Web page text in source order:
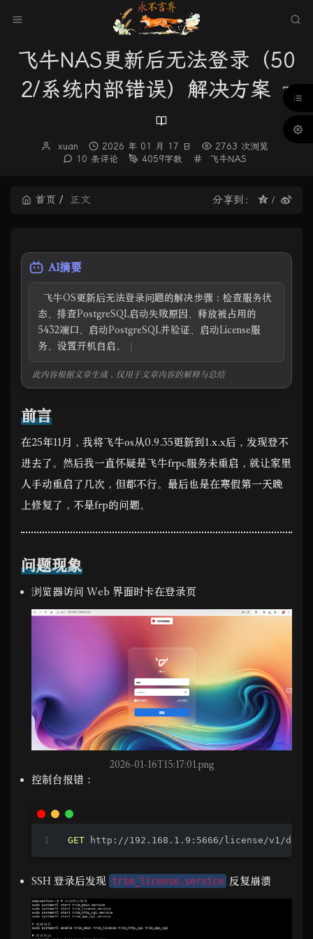
飞牛NAS更新后无法登录（50
2/系统内部错误）解决方案
博
主：
xuan
发
布
2026 年 01 月 17 日
2763 次浏览
10 条评论
4059字数
分
飞牛NAS
首页 正文 分享到：
AI摘要
态、排查PostgreSQL启动失败原因、释放被占用的
5432端口、启动PostgreSQL并验证、启动License服
务、设置开机自启。
此内容根据文章生成，仅用于文章内容的解释与总结
前言
在25年11月，我将飞牛os从0.9.35更新到1.x.x后，发现登不
进去了。然后我一直怀疑是飞牛frpc服务未重启，就让家里
人手动重启了几次，但都不行。最后也是在寒假第一天晚
上修复了，不是frp的问题。
问题现象
浏览器访问 Web 界面时卡在登录页
2026-01-16T15:17:01.png
控制台报错：
GET http://192.168.1.9:5666 /license/v1 /
SSH 登录后发现 trim_license.service 反复崩溃